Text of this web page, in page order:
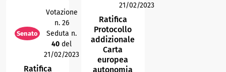
Senato
Votazione
n. 26
Seduta n.
40 del
21/02/2023
Ratifica
21/02/2023
Ratifica
Protocollo
addizionale
Carta
europea
autonomia